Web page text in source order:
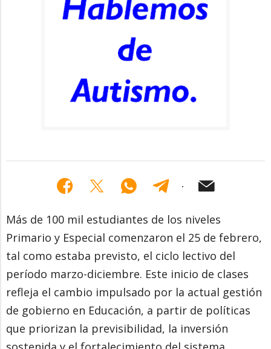
Más de 100 mil estudiantes de los niveles
Primario y Especial comenzaron el 25 de febrero,
tal como estaba previsto, el ciclo lectivo del
período marzo-diciembre. Este inicio de clases
refleja el cambio impulsado por la actual gestión
de gobierno en Educación, a partir de políticas
que priorizan la previsibilidad, la inversión